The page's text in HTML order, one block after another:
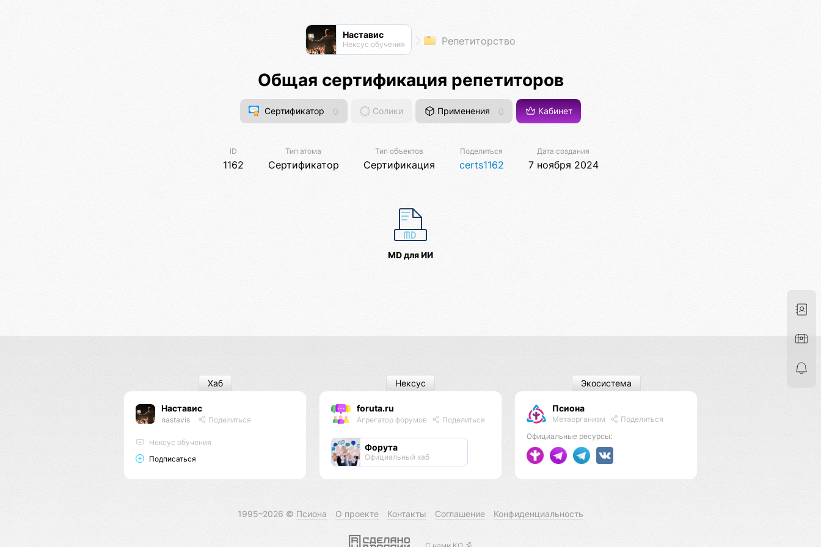
Наставис
Нексус обучения Репетиторство
Общая сертификация репетиторов
Сертификатор 0 Солики Применения 0 Кабинет
ID
1162
Тип атома
Сертификатор
Тип объектов
Сертификация
Поделиться
certs1162
Дата создания
7 ноября 2024
MD для ИИ
Наставис
nastavis Поделиться
Нексус обучения
Подписаться
Хаб
foruta.ru
Агрегатор форумов Поделиться
Форута
Официальный хаб
Нексус
Псиона
Метаорганизм
Поделиться
Официальные ресурсы:
Экосистема
1995–2026 © Псиона О проекте Контакты Соглашение Конфиденциальность